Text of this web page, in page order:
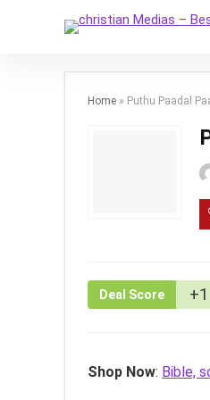
Home » Puthu Paadal
Deal Score +1
Shop Now: Bible,